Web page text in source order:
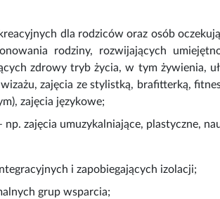
dla rodziców oraz osób
rodziny, rozwijających
zdrowy tryb życia, w tym żywienia,
zajęcia ze stylistką, brafitterką,
zajęcia językowe;
zajęcia umuzykalniające, plastyczne,
i zapobiegających izolacji;
grup wsparcia;